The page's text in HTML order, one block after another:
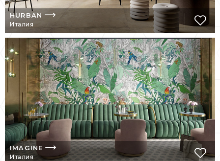
HURBAN
Италия
IMAGINE
Италия